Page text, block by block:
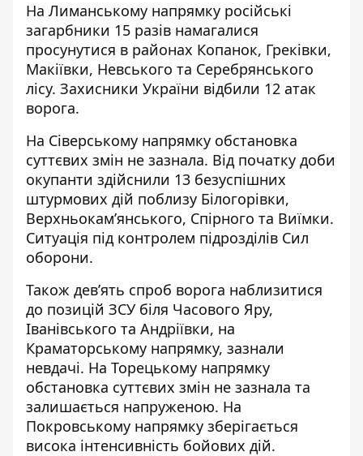
На Лиманському напрямку російські
загарбники 15 разів намагалися
просунутися в районах Копанок, Греківки,
Макіївки, Невського та Серебрянського
лісу. Захисники України відбили 12 атак
ворога.
На Сіверському напрямку обстановка
суттєвих змін не зазнала. Від початку доби
окупанти здійснили 13 безуспішних
штурмових дій поблизу Білогорівки,
Верхньокам’янського, Спірного та Виїмки.
Ситуація під контролем підрозділів Сил
оборони.
Також дев’ять спроб ворога наблизитися
до позицій ЗСУ біля Часового Яру,
Іванівського та Андріївки, на
Краматорському напрямку, зазнали
невдачі. На Торецькому напрямку
обстановка суттєвих змін не зазнала та
залишається напруженою. На
Покровському напрямку зберігається
висока інтенсивність бойових дій.